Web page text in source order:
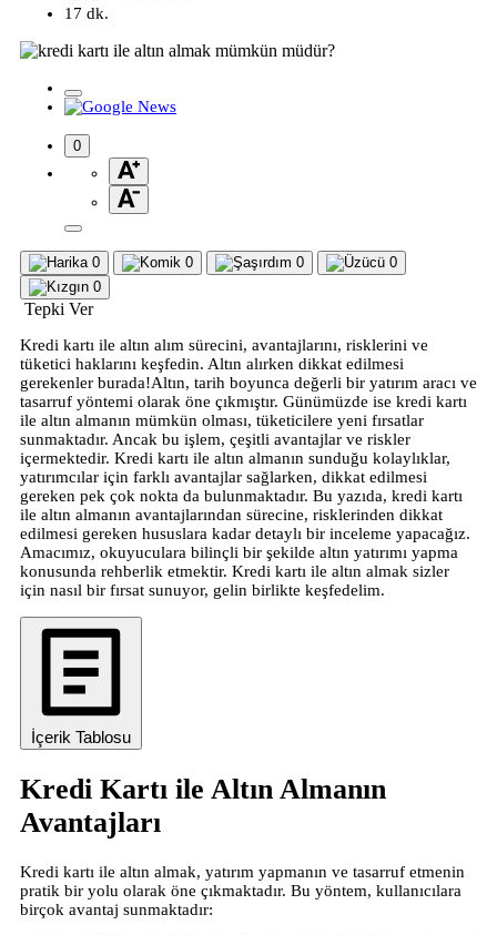
17 dk.
0
0 0 0
0
0
Tepki Ver
Kredi kartı ile altın alım sürecini, avantajlarını, risklerini ve
tüketici haklarını keşfedin. Altın alırken dikkat edilmesi
gerekenler burada!Altın, tarih boyunca değerli bir yatırım aracı ve
tasarruf yöntemi olarak öne çıkmıştır. Günümüzde ise kredi kartı
ile altın almanın mümkün olması, tüketicilere yeni fırsatlar
sunmaktadır. Ancak bu işlem, çeşitli avantajlar ve riskler
içermektedir. Kredi kartı ile altın almanın sunduğu kolaylıklar,
yatırımcılar için farklı avantajlar sağlarken, dikkat edilmesi
gereken pek çok nokta da bulunmaktadır. Bu yazıda, kredi kartı
ile altın almanın avantajlarından sürecine, risklerinden dikkat
edilmesi gereken hususlara kadar detaylı bir inceleme yapacağız.
Amacımız, okuyuculara bilinçli bir şekilde altın yatırımı yapma
konusunda rehberlik etmektir. Kredi kartı ile altın almak sizler
için nasıl bir fırsat sunuyor, gelin birlikte keşfedelim.
İçerik Tablosu
Kredi Kartı ile Altın Almanın
Avantajları
Kredi kartı ile altın almak, yatırım yapmanın ve tasarruf etmenin
pratik bir yolu olarak öne çıkmaktadır. Bu yöntem, kullanıcılara
birçok avantaj sunmaktadır: